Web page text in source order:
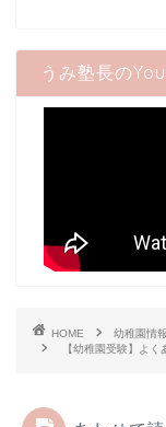
うみ塾長の
HOME
幼稚園情報
【幼稚園受験】よ